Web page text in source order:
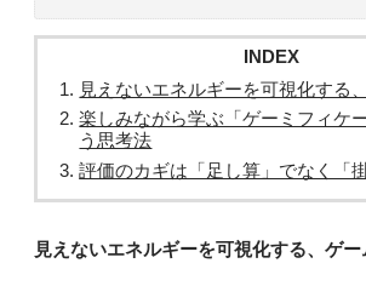
INDEX
見えないエネルギーを可視化する
楽しみながら学ぶ「ゲーミフィケ
う思考法
評価のカギは「足し算」でなく「掛
見えないエネルギーを可視化する、ゲー